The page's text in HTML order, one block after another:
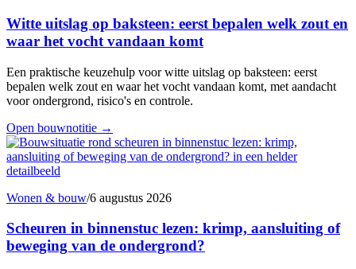
Witte uitslag op baksteen: eerst bepalen welk zout en
waar het vocht vandaan komt
Een praktische keuzehulp voor witte uitslag op baksteen: eerst
bepalen welk zout en waar het vocht vandaan komt, met aandacht
voor ondergrond, risico's en controle.
Open bouwnotitie →
Wonen & bouw/6 augustus 2026
Scheuren in binnenstuc lezen: krimp, aansluiting of
beweging van de ondergrond?